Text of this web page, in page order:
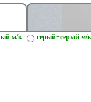
м/к серый+серый м/к